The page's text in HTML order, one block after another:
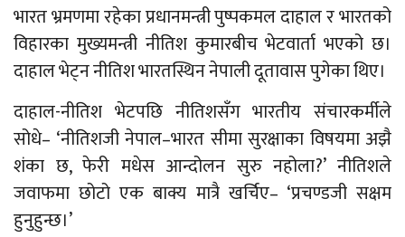
भारत भ्रमणमा रहेका प्रधानमन्त्री पुष्पकमल दाहाल र भारतको
विहारका मुख्यमन्त्री नीतिश कुमारबीच भेटवार्ता भएको छ।
दाहाल भेट्न नीतिश भारतस्थिन नेपाली दूतावास पुगेका थिए।
दाहाल-नीतिश भेटपछि नीतिशसँग भारतीय संचारकर्मीले
सोधे– ‘नीतिशजी नेपाल–भारत सीमा सुरक्षाका विषयमा अझै
शंका छ, फेरी मधेस आन्दोलन सुरु नहोला?’ नीतिशले
जवाफमा छोटो एक बाक्य मात्रै खर्चिए– ‘प्रचण्डजी सक्षम
हुनुहुन्छ।’